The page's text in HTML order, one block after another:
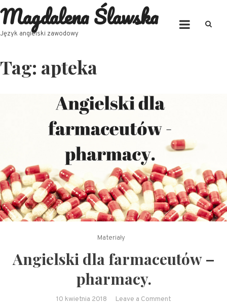
Skip
to
content
Magdalena Ślawska
Język angielski zawodowy
Tag: apteka
Materiały
Angielski dla farmaceutów –
pharmacy.
10 kwietnia 2018 Leave a Commenton